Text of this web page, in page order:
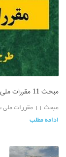
مبحث 11 مقررات ملی
مبحث 11 مقررات ملی ساختمان - طرح و اجرای صنعتی ساختمان ها
ادامه مطلب